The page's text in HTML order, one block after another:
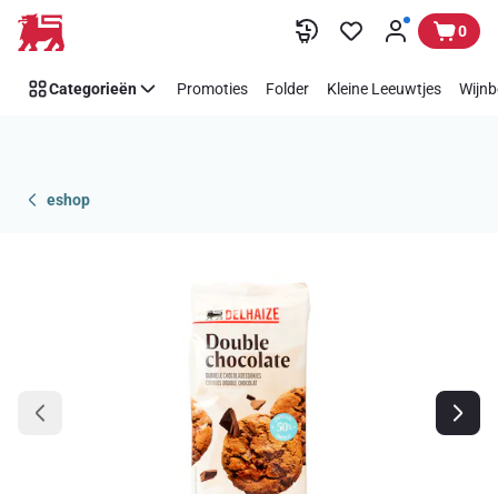
Overslaan 0
Categorieën Promoties Folder Kleine Leeuwtjes
eshop